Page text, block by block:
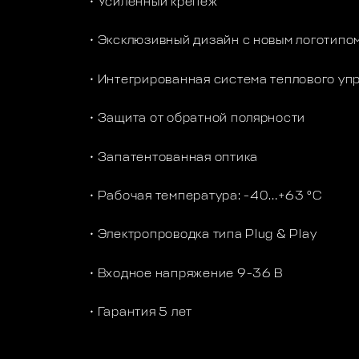
• Эксклюзивный дизайн с новым
• Интегрированная система теплового
• Защита от обратной полярности
• Запатентованная оптика
• Рабочая температура: -40…+63 °C
• Электропроводка типа Plug & Play
• Входное напряжение 9-36 В
• Гарантия 5 лет